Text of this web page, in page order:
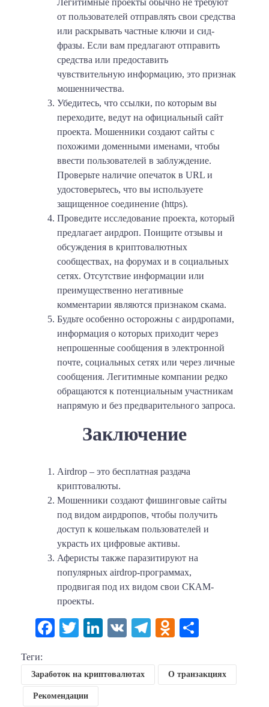
от пользователей отправлять свои средства
или раскрывать частные ключи и сид-
фразы. Если вам предлагают отправить
средства или предоставить
чувствительную информацию, это признак
мошенничества.
Убедитесь, что ссылки, по которым вы
переходите, ведут на официальный сайт
проекта. Мошенники создают сайты с
похожими доменными именами, чтобы
ввести пользователей в заблуждение.
Проверьте наличие опечаток в URL и
удостоверьтесь, что вы используете
защищенное соединение (https).
Проведите исследование проекта, который
предлагает аирдроп. Поищите отзывы и
обсуждения в криптовалютных
сообществах, на форумах и в социальных
сетях. Отсутствие информации или
преимущественно негативные
комментарии являются признаком скама.
Будьте особенно осторожны с аирдропами,
информация о которых приходит через
непрошенные сообщения в электронной
почте, социальных сетях или через личные
сообщения. Легитимные компании редко
обращаются к потенциальным участникам
напрямую и без предварительного запроса.
Заключение
Airdrop – это бесплатная раздача
криптовалюты.
Мошенники создают фишинговые сайты
под видом аирдропов, чтобы получить
доступ к кошелькам пользователей и
украсть их цифровые активы.
Аферисты также паразитируют на
популярных airdrop-программах,
продвигая под их видом свои СКАМ-
проекты.
Facebook
TwitterLinkedIn
VK Telegram
Теги:
Заработок на криптовалютах О транзакциях
Рекомендации